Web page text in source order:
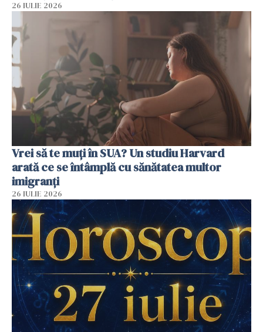
26 IULIE 2026
Vrei să te muți în SUA? Un studiu Harvard
arată ce se întâmplă cu sănătatea multor
imigranți
26 IULIE 2026